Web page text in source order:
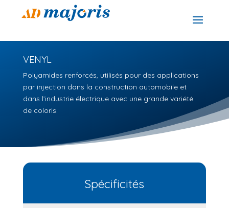
VENYL
Polyamides renforcés, utilisés pour des applications
par injection dans la construction automobile et
dans l’industrie électrique avec une grande variété
de coloris.
Spécificités